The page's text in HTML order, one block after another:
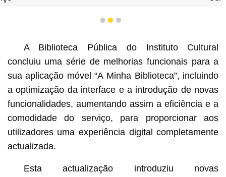
1 2 3
A Biblioteca Pública do Instituto Cultural
concluiu uma série de melhorias funcionais para a
sua aplicação móvel “A Minha Biblioteca”, incluindo
a optimização da interface e a introdução de novas
funcionalidades, aumentando assim a eficiência e a
comodidade do serviço, para proporcionar aos
utilizadores uma experiência digital completamente
actualizada.
Esta actualização introduziu novas